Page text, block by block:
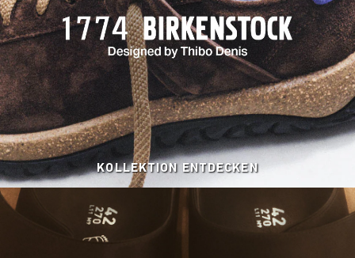
KOLLEKTION ENTDECKEN